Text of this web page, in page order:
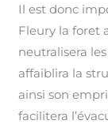
Il est donc
Fleury la foret
neutralisera
affaiblira la
ainsi son
facilitera